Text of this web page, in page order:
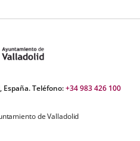
España. Teléfono:+34 983 426 100
de Valladolid